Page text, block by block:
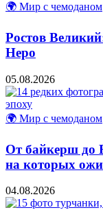
🌍 Мир с чемоданом
Ростов
Неро
05.08.2026
🌍 Мир с чемоданом
От байкерш до
на которых
04.08.2026